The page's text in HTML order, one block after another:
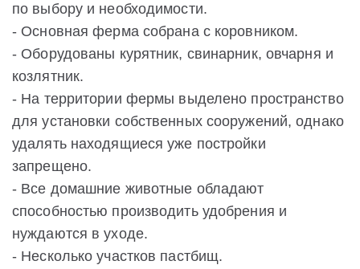
по выбору и необходимости.
- Основная ферма собрана с коровником.
- Оборудованы курятник, свинарник, овчарня и
козлятник.
- На территории фермы выделено пространство
для установки собственных сооружений, однако
удалять находящиеся уже постройки
запрещено.
- Все домашние животные обладают
способностью производить удобрения и
нуждаются в уходе.
- Несколько участков пастбищ.